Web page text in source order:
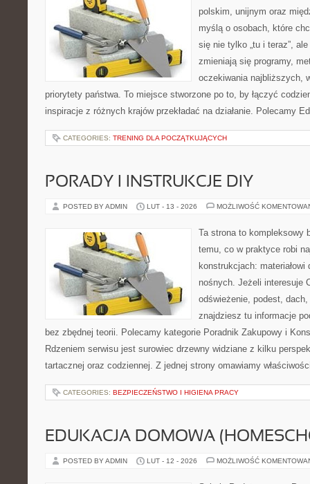
polskim, unijnym oraz
myślą o osobach, które
się nie tylko „tu i teraz”,
zmieniają się programy,
oczekiwania najbliższych,
priorytety państwa. To miejsce stworzone po to, by łączyć
inspiracje z różnych krajów przekładać na działanie. Polecamy
CATEGORIES: TRENING DLA POCZĄTKUJĄCYCH
PORADY I INSTRUKCJE DIY
POSTED BY ADMIN LUT - 13 - 2026 MOŻLIWOŚĆ
Ta strona to kompleksowy
temu, co w praktyce robi
konstrukcjach:
nośnych. Jeżeli interesuje
odświeżenie, podest,
znajdziesz tu informacje
bez zbędnej teorii. Polecamy kategorie Poradnik Zakupowy i
Rdzeniem serwisu jest surowiec drzewny widziane z kilku
tartacznej oraz codziennej. Z jednej strony omawiamy
CATEGORIES: BEZPIECZEŃSTWO I HIGIENA PRACY
EDUKACJA DOMOWA
POSTED BY ADMIN LUT - 12 - 2026 MOŻLIWOŚĆ